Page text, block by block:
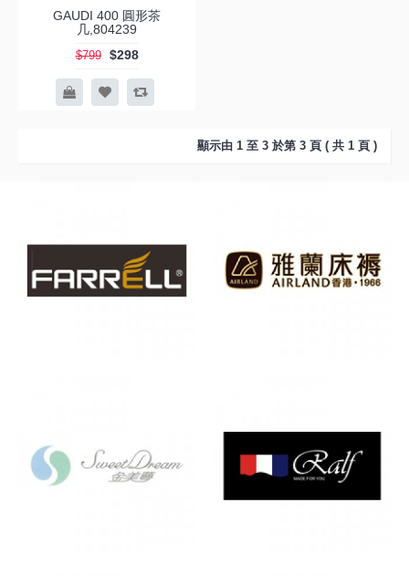
GAUDI 400 圓形茶
几,804239
$799 $298
顯示由 1 至 3 於第 3 頁 ( 共 1 頁 )